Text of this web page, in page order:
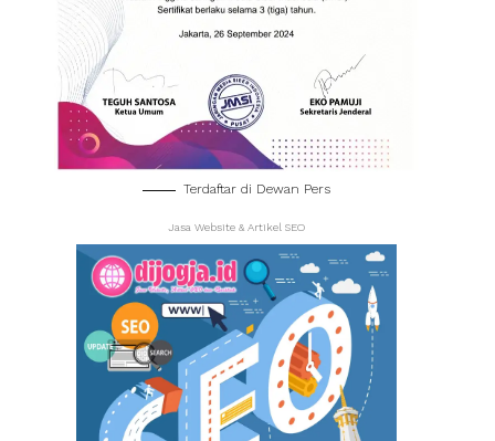
Terdaftar di Dewan Pers
Jasa Website & Artikel SEO